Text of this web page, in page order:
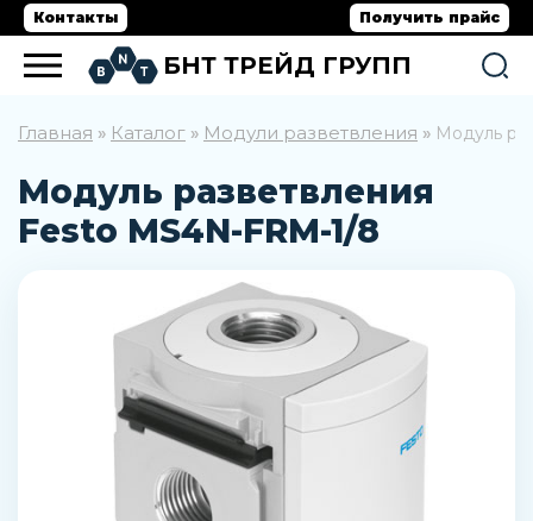
Контакты Получить прайс
БНТ ТРЕЙД ГРУПП
Главная » Каталог » Модули разветвления » Модуль
Модуль разветвления
Festo MS4N-FRM-1/8